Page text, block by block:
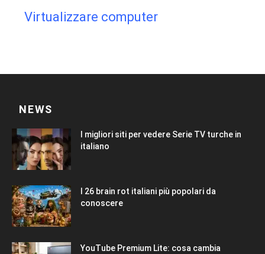
Virtualizzare computer
NEWS
I migliori siti per vedere Serie TV turche in
italiano
I 26 brain rot italiani più popolari da
conoscere
YouTube Premium Lite: cosa cambia